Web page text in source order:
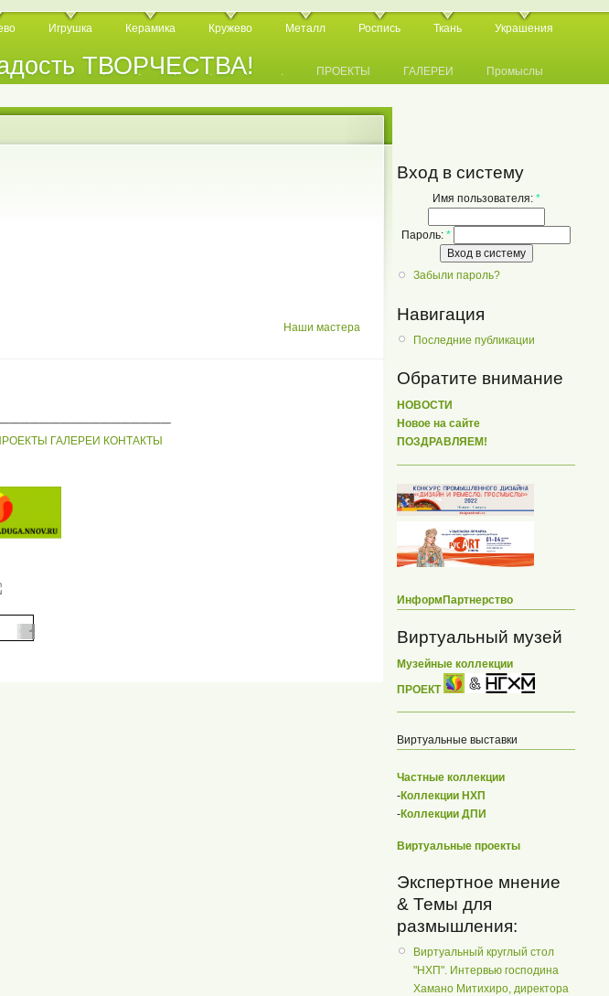
ТВОРЧЕСТВА!
Игрушка Керамика Кружево Металл Роспись Ткань Украшения
. . . . . . . . ПРОЕКТЫ ГАЛЕРЕИ Промыслы
Hаши мастера
ГАЛЕРЕИ КОНТАКТЫ
Вход в систему
Имя пользователя: *
Пароль: *
Забыли пароль?
Навигация
Последние публикации
Обратите внимание
НОВОСТИ
Новое на сайте
ПОЗДРАВЛЯЕМ!
ИнформПартнерство
Виртуальный музей
Музейные коллекции
ПРОЕКТ
Виртуальные выставки
Частные коллекции
-Коллекции НХП
-Коллекции ДПИ
Виртуальные проекты
Экспертное мнение
& Темы для
размышления:
Виртуальный круглый стол
"НХП". Интервью господина
Хамано Митихиро, директора